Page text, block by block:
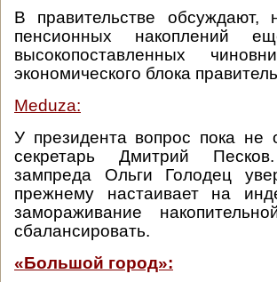
В правительстве
пенсионных накоплений
высокопоставленных
экономического блока
Meduza:
У президента вопрос пока не
секретарь Дмитрий
зампреда Ольги Голодец
прежнему настаивает на
замораживание
сбалансировать.
«Большой город»: